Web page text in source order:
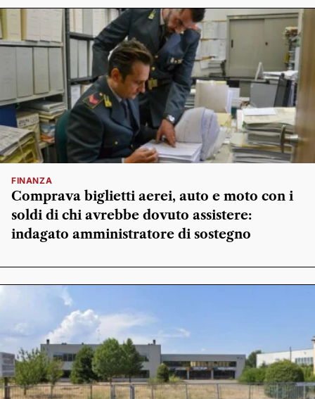
FINANZA
Comprava biglietti aerei, auto e moto con i
soldi di chi avrebbe dovuto assistere:
indagato amministratore di sostegno